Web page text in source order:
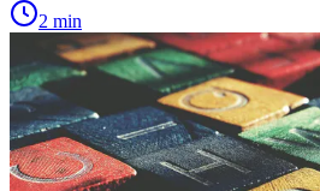
2 min